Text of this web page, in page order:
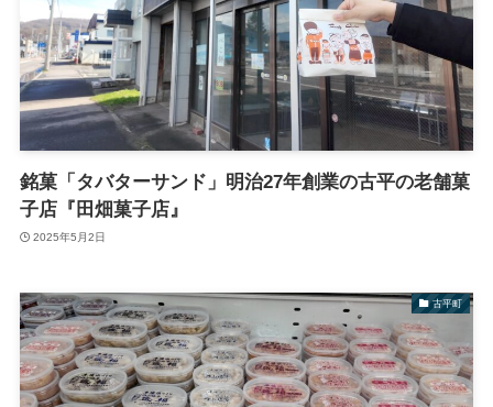
銘菓「タバターサンド」明治27年創業の古平の老舗菓
子店『田畑菓子店』
2025年5月2日
古平町